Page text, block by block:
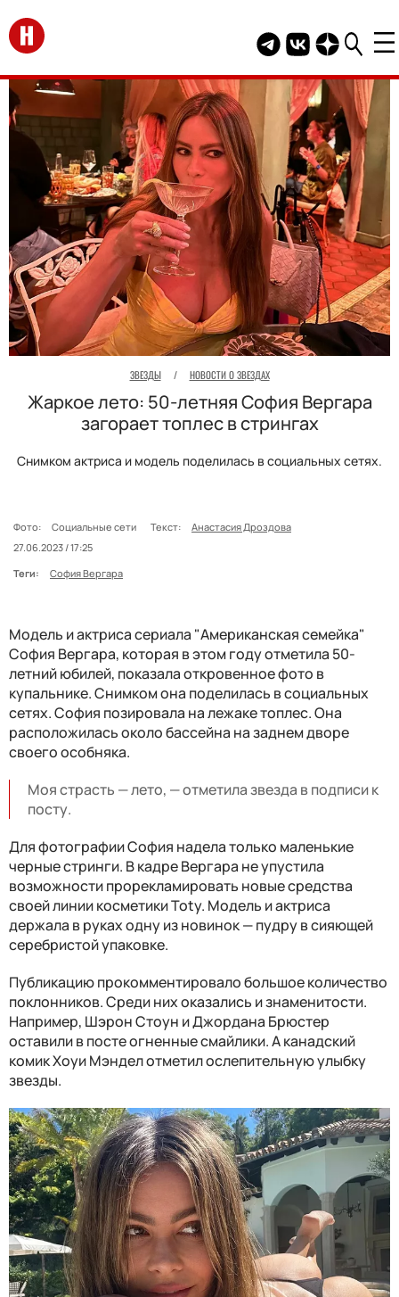
Перейти на главную
Telegram канал
Группа HELLO
Канал
ЗВЕЗДЫ / НОВОСТИ О ЗВЕЗДАХ
Жаркое лето: 50-летняя София Вергара
загорает топлес в стрингах
Снимком актриса и модель поделилась в социальных сетях.
Фото: Социальные сети Текст:
Анастасия Дроздова
27.06.2023 / 17:25
Теги:
София Вергара
Модель и актриса сериала "Американская семейка"
София Вергара, которая в этом году отметила 50-
летний юбилей, показала откровенное фото в
купальнике. Снимком она поделилась в социальных
сетях. София позировала на лежаке топлес. Она
расположилась около бассейна на заднем дворе
своего особняка.
Моя страсть — лето, — отметила звезда в подписи к
посту.
Для фотографии София надела только маленькие
черные стринги. В кадре Вергара не упустила
возможности прорекламировать новые средства
своей линии косметики Toty. Модель и актриса
держала в руках одну из новинок — пудру в сияющей
серебристой упаковке.
Публикацию прокомментировало большое количество
поклонников. Среди них оказались и знаменитости.
Например, Шэрон Стоун и Джордана Брюстер
оставили в посте огненные смайлики. А канадский
комик Хоуи Мэндел отметил ослепительную улыбку
звезды.